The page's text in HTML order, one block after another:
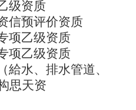
级资质
信预评价资质
项乙级资质
项乙级资质
水、排水管道、
思天资